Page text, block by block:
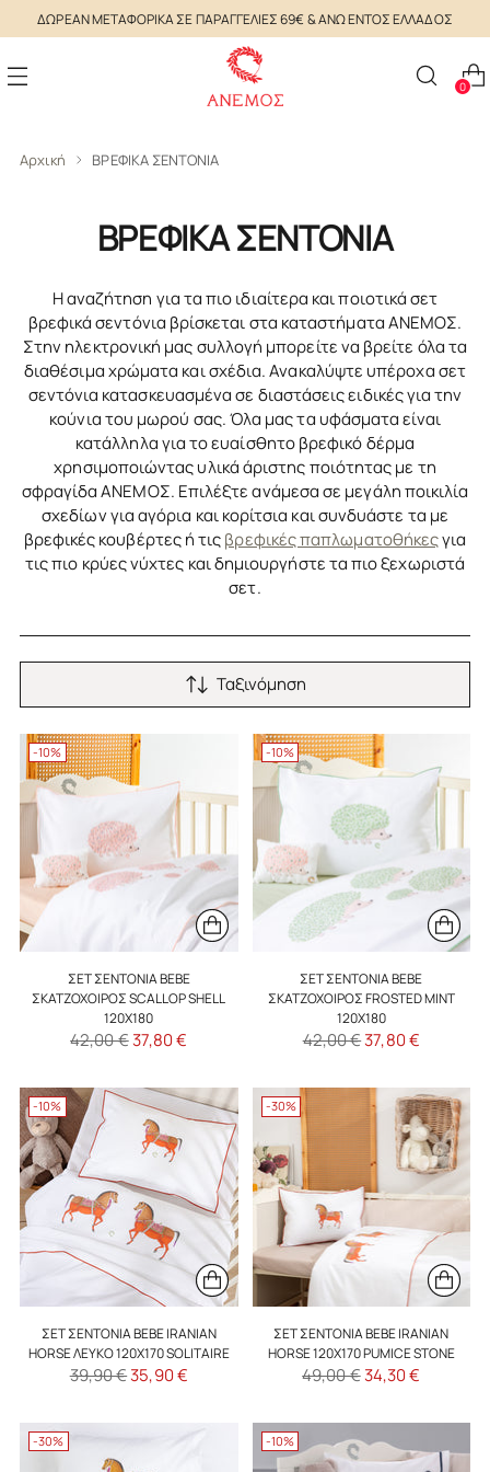
ΔΩΡΕΑΝ ΜΕΤΑΦΟΡΙΚΑ ΣΕ ΠΑΡΑΓΓΕΛΙΕΣ 69€ & ΑΝΩ ΕΝΤΟΣ ΕΛΛΑΔΟΣ
0
Αρχική ΒΡΕΦΙΚΑ ΣΕΝΤΟΝΙΑ
ΒΡΕΦΙΚΑ ΣΕΝΤΟΝΙΑ
Η αναζήτηση για τα πιο ιδιαίτερα και ποιοτικά σετ
βρεφικά σεντόνια βρίσκεται στα καταστήματα ΑΝΕΜΟΣ.
Στην ηλεκτρονική μας συλλογή μπορείτε να βρείτε όλα τα
διαθέσιμα χρώματα και σχέδια. Ανακαλύψτε υπέροχα σετ
σεντόνια κατασκευασμένα σε διαστάσεις ειδικές για την
κούνια του μωρού σας. Όλα μας τα υφάσματα είναι
κατάλληλα για το ευαίσθητο βρεφικό δέρμα
χρησιμοποιώντας υλικά άριστης ποιότητας με τη
σφραγίδα ΑΝΕΜΟΣ. Επιλέξτε ανάμεσα σε μεγάλη ποικιλία
σχεδίων για αγόρια και κορίτσια και συνδυάστε τα με
βρεφικές κουβέρτες ή τιςβρεφικές παπλωματοθήκεςγια
τις πιο κρύες νύχτες και δημιουργήστε τα πιο ξεχωριστά
σετ.
Ταξινόμηση
-10%
ΣΕΤ ΣΕΝΤΌΝΙΑ BEBE
ΣΚΑΤΖΌΧΟΙΡΟΣ SCALLOP SHELL
120X180
Κανονική
42,00 € 37,80 €
-10%
ΣΕΤ ΣΕΝΤΌΝΙΑ BEBE
ΣΚΑΤΖΌΧΟΙΡΟΣ FROSTED MINT
120X180
Κανονική
42,00 €37,80 €
-10%
ΣΕΤ ΣΕΝΤΌΝΙΑ BEBE IRANIAN
HORSE ΛΕΥΚΌ 120X170 SOLITAIRE
Κανονική
39,90 €35,90 €
-30%
ΣΕΤ ΣΕΝΤΌΝΙΑ BEBE IRANIAN
HORSE 120X170 PUMICE STONE
Κανονική
49,00 € 34,30 €
-30% -10%